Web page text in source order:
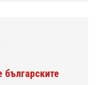
българските